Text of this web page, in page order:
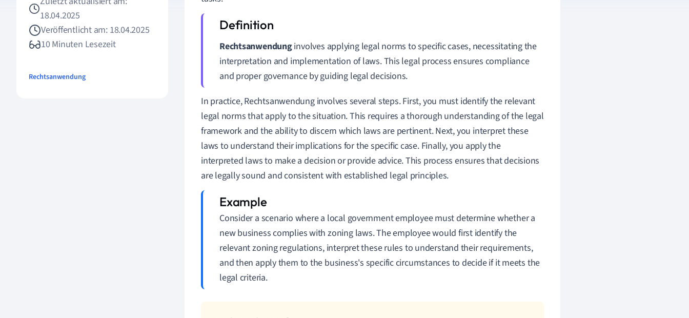
18.04.2025
Veröffentlicht am: 18.04.2025
10 Minuten Lesezeit
Rechtsanwendung
Rechtsanwendunginvolves applying legal norms to specific cases, necessitating the
interpretation and implementation of laws. This legal process ensures compliance
and proper governance by guiding legal decisions.
In practice, Rechtsanwendung involves several steps. First, you must identify the relevant
legal norms that apply to the situation. This requires a thorough understanding of the legal
framework and the ability to discern which laws are pertinent. Next, you interpret these
laws to understand their implications for the specific case. Finally, you apply the
interpreted laws to make a decision or provide advice. This process ensures that decisions
are legally sound and consistent with established legal principles.
Consider a scenario where a local government employee must determine whether a
new business complies with zoning laws. The employee would first identify the
relevant zoning regulations, interpret these rules to understand their requirements,
and then apply them to the business's specific circumstances to decide if it meets the
legal criteria.